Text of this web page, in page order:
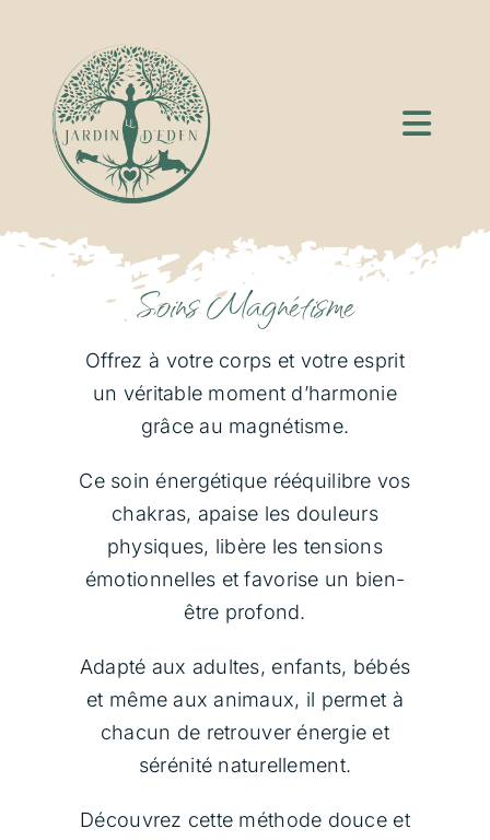
contenu
Toggle
Qui Suis-Je ?
Communication avec les Défunts
Guidance Spirituelle
Communication Animale
Soins Magnétisme
Soins Lithothérapie
Rituels
Soins Magnétisme
Offrez à votre corps et votre esprit
un véritable moment d’harmonie
grâce au magnétisme.
Ce soin énergétique rééquilibre vos
chakras, apaise les douleurs
physiques, libère les tensions
émotionnelles et favorise un bien-
être profond.
Adapté aux adultes, enfants, bébés
et même aux animaux, il permet à
chacun de retrouver énergie et
sérénité naturellement.
Découvrez cette méthode douce et